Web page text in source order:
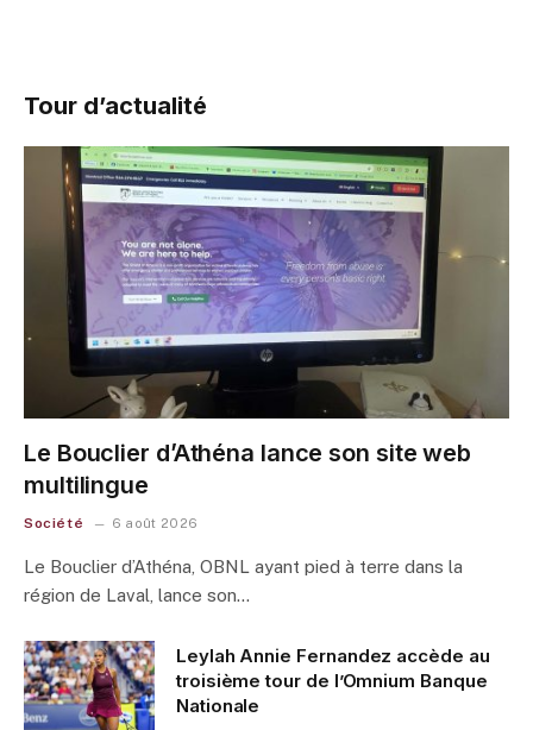
Tour d’actualité
Le Bouclier d’Athéna lance son site web
multilingue
Société 6 août 2026
Le Bouclier d’Athéna, OBNL ayant pied à terre dans la
région de Laval, lance son…
Leylah Annie Fernandez accède au
troisième tour de l’Omnium Banque
Nationale